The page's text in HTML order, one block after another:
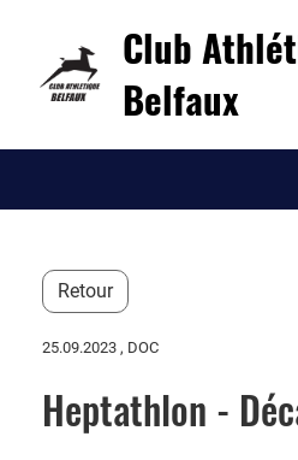
Club
Belfaux
Retour
25.09.2023 , DOC
Heptathlon -